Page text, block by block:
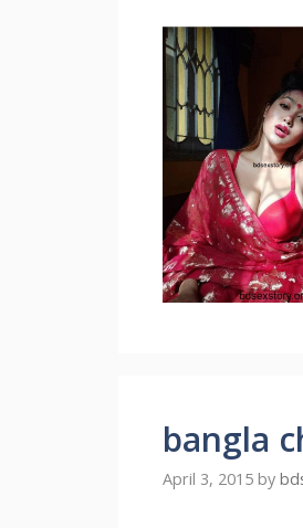
bangla
April 3, 2015 by